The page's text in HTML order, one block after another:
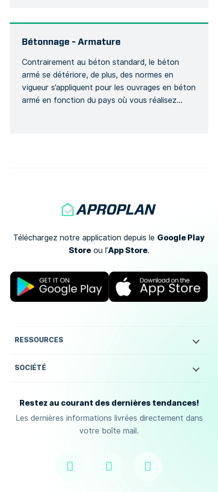
la voirie, des classements du niveau de sécurité,
l’entretien du réseau routier ainsi […]
Bétonnage – Armature
Contrairement au béton standard, le béton
armé se détériore, de plus, des normes en
vigueur s’appliquent pour les ouvrages en béton
armé en fonction du pays où vous réalisez
Téléchargez notre application depuis le Google Play
Store ou l’App Store.
RESSOURCES
SOCIÉTÉ
Restez au courant des dernières tendances!
Les dernières informations livrées directement dans
votre boîte mail.